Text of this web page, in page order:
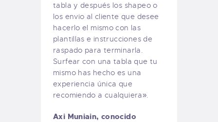
tabla y después los shapeo o
los envio al cliente que desee
hacerlo el mismo con las
plantillas e instrucciones de
raspado para terminarla.
Surfear con una tabla que tu
mismo has hecho es una
experiencia única que
recomiendo a cualquiera».
Axi Muniain, conocido